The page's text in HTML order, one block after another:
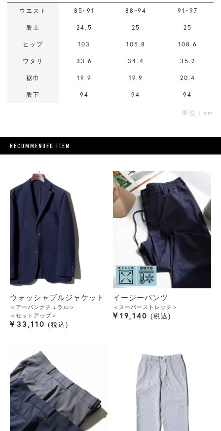
ウエスト 85~91 88~94 91~97
股上 24.5 25 25
ヒップ 103 105.8 108.6
ワタリ 33.6 34.4 35.2
裾巾 19.9 19.9 20.4
股下 94 94 94
単位：cm
RECOMMENDED ITEM
ウォッシャブルジャケット
＜アーバンナチュラル＞
＜セットアップ＞
¥ 33,110 税込
イージーパンツ
＜スーパーストレッチ＞
¥ 19,140 税込